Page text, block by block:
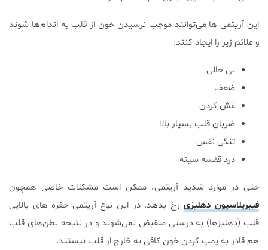
این آریتمی ها می‌توانند موجب نرسیدن خون از قلب به اندام‌ها شوند
و علائم زیر را ایجاد کنند:
بی حالی
ضعف
غش کردن
ضربان قلب بسیار بالا
تنگی نفس
درد قفسه سینه
حتی در موارد شدید آریتمی، ممکن است مشکلات خاصی همچون
فیبریلاسیون دهلیزیرخ بدهد. در این نوع آریتمی حفره های بالایی
قلب (دهلیزها) به درستی منقبض نمی‌شوند و در نتیجه بطن‌های قلب
هم قادر به پمپ کردن خون کافی به خارج از قلب نیستند.